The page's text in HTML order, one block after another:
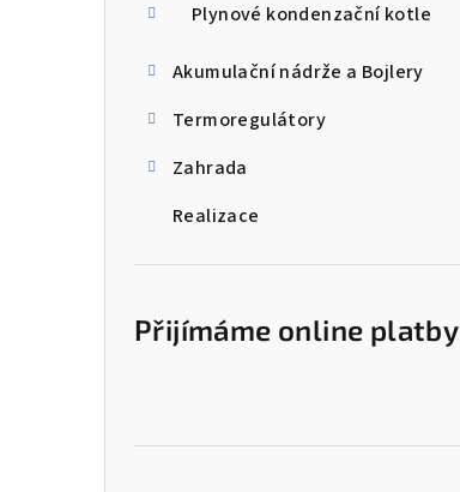
Plynové kondenzační kotle
Akumulační nádrže a Bojlery
Termoregulátory
Zahrada
Realizace
Přijímáme online platby